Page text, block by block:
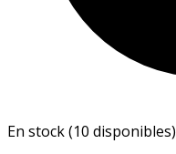
En stock (10 disponibles)